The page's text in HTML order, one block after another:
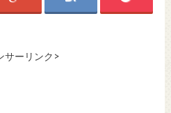
サーリンク>